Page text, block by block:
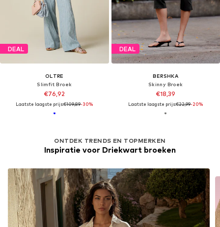
DEAL
OLTRE
Slimfit Broek
€76,92
Laatste laagste prijs:€109,89-30%
DEAL
BERSHKA
Skinny Broek
€18,39
Laatste laagste prijs:€22,99-20%
ONTDEK TRENDS EN TOPMERKEN
Inspiratie voor Driekwart broeken